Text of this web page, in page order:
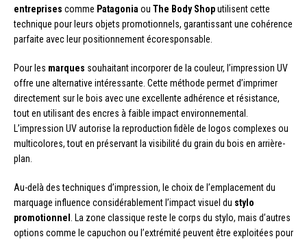
entreprises comme Patagonia ou The Body Shoputilisent cette
technique pour leurs objets promotionnels, garantissant une cohérence
parfaite avec leur positionnement écoresponsable.
Pour les marques souhaitant incorporer de la couleur, l’impression UV
offre une alternative intéressante. Cette méthode permet d’imprimer
directement sur le bois avec une excellente adhérence et résistance,
tout en utilisant des encres à faible impact environnemental.
L’impression UV autorise la reproduction fidèle de logos complexes ou
multicolores, tout en préservant la visibilité du grain du bois en arrière-
plan.
Au-delà des techniques d’impression, le choix de l’emplacement du
marquage influence considérablement l’impact visuel du stylo
promotionnel . La zone classique reste le corps du stylo, mais d’autres
options comme le capuchon ou l’extrémité peuvent être exploitées pour